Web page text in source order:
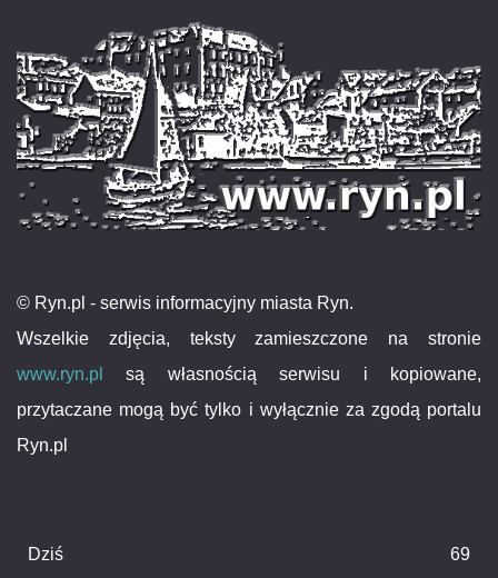
© Ryn.pl - serwis informacyjny miasta Ryn.
Wszelkie zdjęcia, teksty zamieszczone na stronie
www.ryn.pl
są własnością serwisu i kopiowane,
przytaczane mogą być tylko i wyłącznie za zgodą portalu
Ryn.pl
Dziś 69